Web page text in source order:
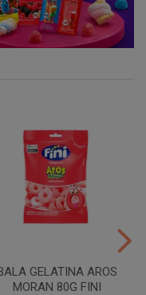
GELATINA AROS
MORAN 80G FINI